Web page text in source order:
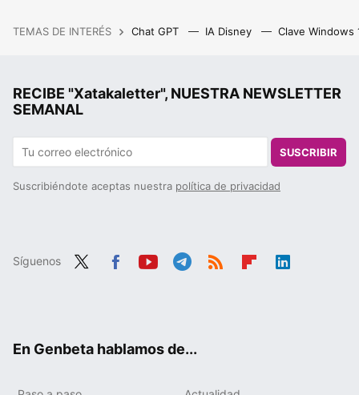
TEMAS DE INTERÉS Chat GPT IA Disney Clave Windows
RECIBE "Xatakaletter", NUESTRA NEWSLETTER
SEMANAL
SUSCRIBIR
Suscribiéndote aceptas nuestra política de privacidad
Síguenos
En Genbeta hablamos de...